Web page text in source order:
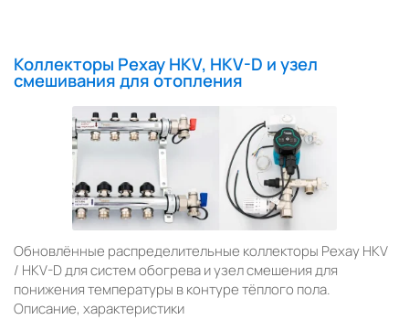
Коллекторы Рехау HKV, HKV-D и узел
смешивания для отопления
Обновлённые распределительные коллекторы Рехау HKV
/ HKV-D для систем обогрева и узел смешения для
понижения температуры в контуре тёплого пола.
Описание, характеристики